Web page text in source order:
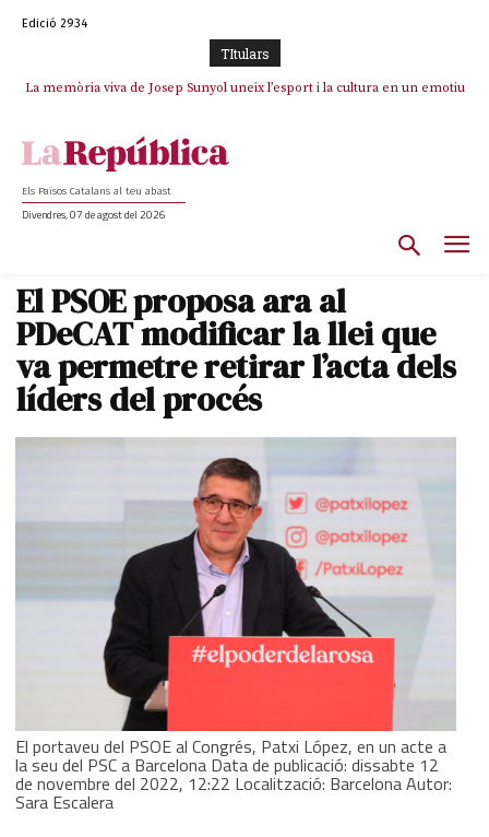
Edició 2934
TItulars
La memòria viva de Josep Sunyol uneix l’esport i la cultura en un emotiu
La “dignitat” a mitges de Marc Puigtió: renuncia a Girona pels àudios però
Els Països Catalans al teu abast
Divendres, 07 de agost del 2026
El PSOE proposa ara al
PDeCAT modificar la llei que
va permetre retirar l’acta dels
líders del procés
El portaveu del PSOE al Congrés, Patxi López, en un acte a
la seu del PSC a Barcelona Data de publicació: dissabte 12
de novembre del 2022, 12:22 Localització: Barcelona Autor:
Sara Escalera